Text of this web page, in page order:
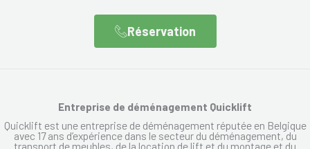
Réservation
Entreprise de déménagement Quicklift
Quicklift est une entreprise de déménagement réputée en Belgique
avec 17 ans d’expérience dans le secteur du déménagement, du
transport de meubles, de la location de lift et du montage et du